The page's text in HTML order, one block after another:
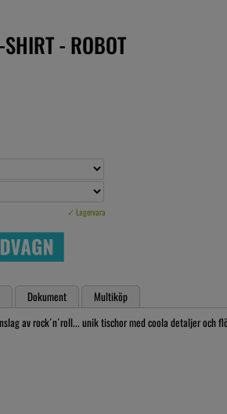
- ROBOT
✓ Lagervara
Dokument
Multiköp
av rock´n´roll... unik tischor med coola detaljer och